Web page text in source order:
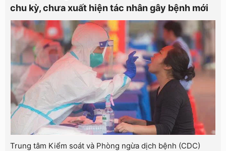
chu kỳ, chưa xuất hiện tác nhân gây bệnh mới
Trung tâm Kiểm soát và Phòng ngừa dịch bệnh (CDC)